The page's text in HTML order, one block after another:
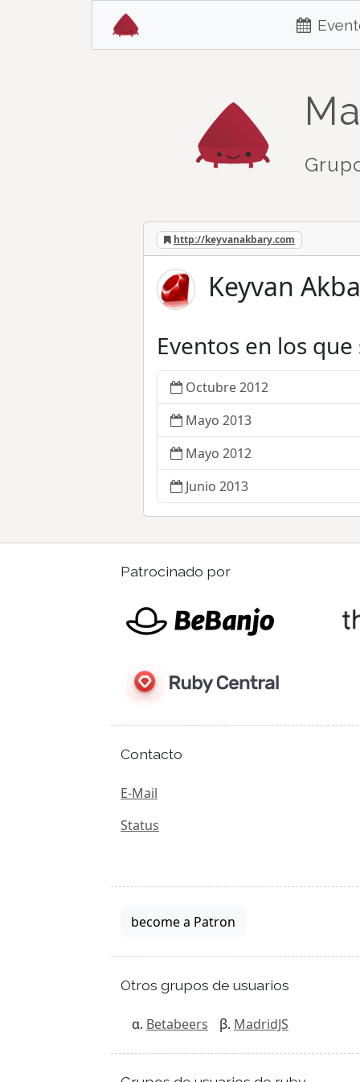
http://keyvanakbary.com
Keyvan
Eventos en los
Octubre 2012
Mayo 2013
Mayo 2012
Junio 2013
Patrocinado por
Contacto
E-Mail
Status
become a Patron
Otros grupos de usuarios
Betabeers MadridJS